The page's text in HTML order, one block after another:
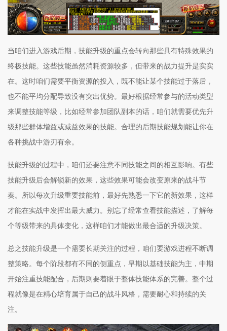
当咱们进入游戏后期，技能升级的重点会转向那些具有特殊效果的
终极技能。这些技能虽然消耗资源较多，但带来的战力提升是实实
在。这时咱们需要平衡资源的投入，既不能让某个技能过于落后，
也不能平均分配导致没有突出优势。最好根据经常参与的活动类型
来调整技能等级，比如经常参加团队副本的话，咱们就需要优先升
级那些群体增益或减益效果的技能。合理的后期技能规划能让你在
各种挑战中游刃有余。
技能升级的过程中，咱们还要注意不同技能之间的相互影响。有些
技能升级后会解锁新的效果，这些效果可能会改变原来的战斗节
奏。所以每次升级重要技能前，最好先熟悉一下它的新效果，这样
才能在实战中发挥出最大威力。别忘了经常查看技能描述，了解每
个等级带来的具体变化，这样咱们才能做出最合适的升级决策。
总之技能升级是一个需要长期关注的过程，咱们要游戏进程不断调
整策略。每个阶段都有不同的侧重点，早期以基础技能为主，中期
开始注重技能配合，后期则要着眼于整体技能体系的完善。整个过
程就像是在精心培育属于自己的战斗风格，需要耐心和持续的关
注。